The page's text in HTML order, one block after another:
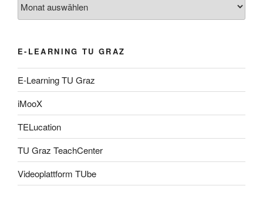
E-LEARNING TU GRAZ
E-Learning TU Graz
iMooX
TELucation
TU Graz TeachCenter
Videoplattform TUbe